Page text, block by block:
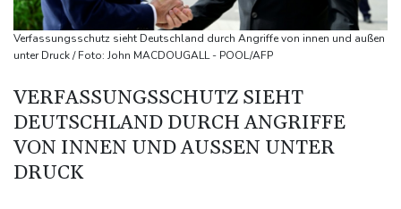
diplomatische Verstimmung aus
Selenskyj warnt vor Folgen russischer Angriffe - Vucic für
Integrität der Ukraine
Sieg auf der längsten Etappe: Vollering übernimmt
Gesamtführung
Drohne explodiert an der Grenze zwischen Rumänien und
Bulgarien nahe Gaspipeline
Verfassungsschutz sieht Deutschland durch Angriffe von innen und außen
unter Druck / Foto: John MACDOUGALL - POOL/AFP
VERFASSUNGSSCHUTZ SIEHT
DEUTSCHLAND DURCH ANGRIFFE
VON INNEN UND AUSSEN UNTER D
RUCK